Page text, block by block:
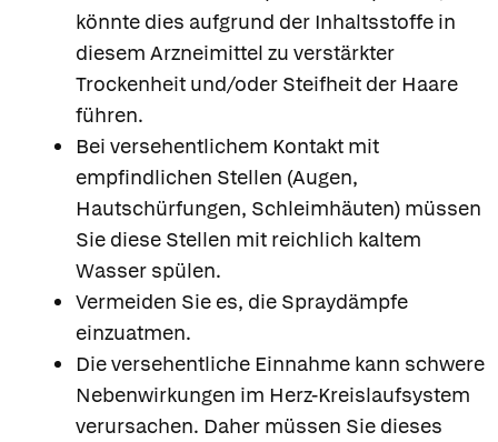
könnte dies aufgrund der Inhaltsstoffe in
diesem Arzneimittel zu verstärkter
Trockenheit und/oder Steifheit der Haare
führen.
Bei versehentlichem Kontakt mit
empfindlichen Stellen (Augen,
Hautschürfungen, Schleimhäuten) müssen
Sie diese Stellen mit reichlich kaltem
Wasser spülen.
Vermeiden Sie es, die Spraydämpfe
einzuatmen.
Die versehentliche Einnahme kann schwere
Nebenwirkungen im Herz-Kreislaufsystem
verursachen. Daher müssen Sie dieses